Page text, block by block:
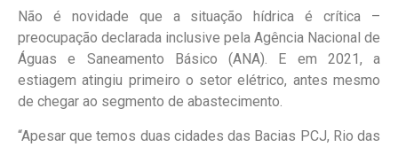
Não é novidade que a situação hídrica é crítica –
preocupação declarada inclusive pela Agência Nacional de
Águas e Saneamento Básico (ANA). E em 2021, a
estiagem atingiu primeiro o setor elétrico, antes mesmo
de chegar ao segmento de abastecimento.
“Apesar que temos duas cidades das Bacias PCJ, Rio das